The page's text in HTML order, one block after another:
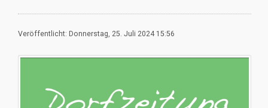
Veröffentlicht: Donnerstag, 25. Juli 2024 15:56